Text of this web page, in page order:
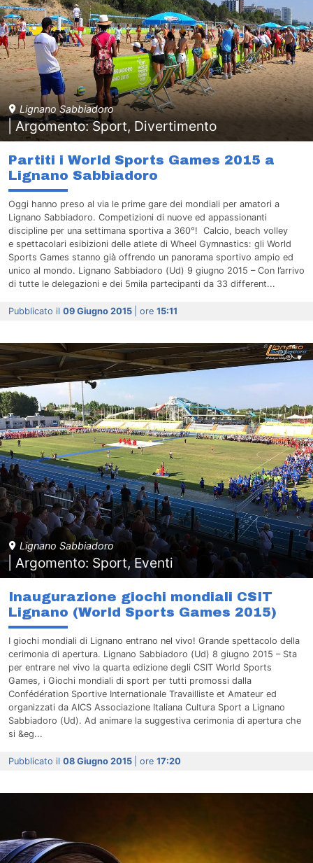
Lignano Sabbiadoro
| Argomento: Sport, Divertimento
Partiti i World Sports Games 2015 a
Lignano Sabbiadoro
Oggi hanno preso al via le prime gare dei mondiali per amatori a
Lignano Sabbiadoro. Competizioni di nuove ed appassionanti
discipline per una settimana sportiva a 360°! Calcio, beach volley
e spettacolari esibizioni delle atlete di Wheel Gymnastics: gli World
Sports Games stanno già offrendo un panorama sportivo ampio ed
unico al mondo. Lignano Sabbiadoro (Ud) 9 giugno 2015 – Con l’arrivo
di tutte le delegazioni e dei 5mila partecipanti da 33 different...
Pubblicato il 09 Giugno 2015 | ore 15:11
Lignano Sabbiadoro
| Argomento: Sport, Eventi
Inaugurazione giochi mondiali CSIT
Lignano (World Sports Games 2015)
I giochi mondiali di Lignano entrano nel vivo! Grande spettacolo della
cerimonia di apertura. Lignano Sabbiadoro (Ud) 8 giugno 2015 – Sta
per entrare nel vivo la quarta edizione degli CSIT World Sports
Games, i Giochi mondiali di sport per tutti promossi dalla
Confédération Sportive Internationale Travailliste et Amateur ed
organizzati da AICS Associazione Italiana Cultura Sport a Lignano
Sabbiadoro (Ud). Ad animare la suggestiva cerimonia di apertura che
si &eg...
Pubblicato il 08 Giugno 2015 | ore 17:20